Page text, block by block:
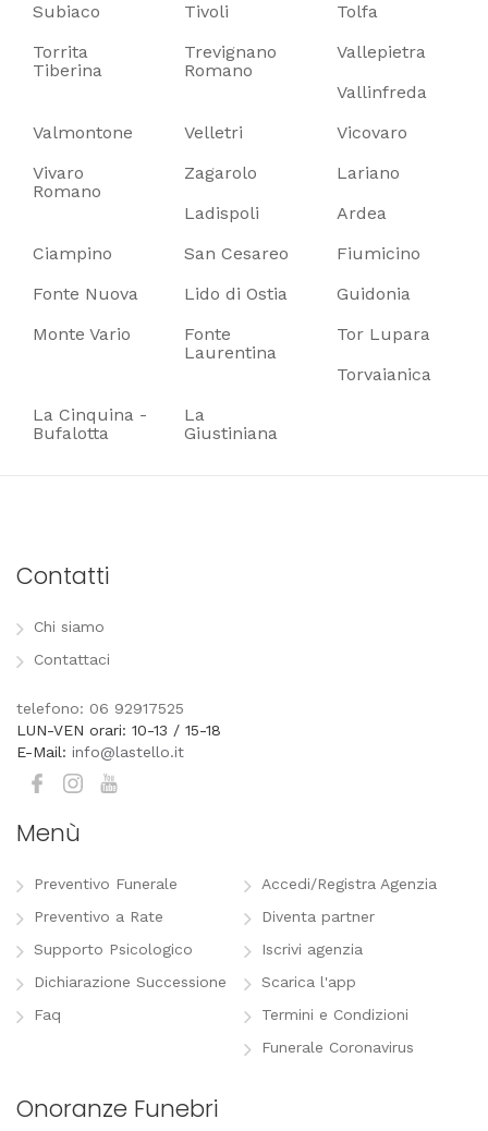
Subiaco
Tivoli
Tolfa
Torrita
Tiberina
Trevignano
Romano
Vallepietra
Vallinfreda
Valmontone
Velletri
Vicovaro
Vivaro
Romano
Zagarolo
Lariano
Ladispoli
Ardea
Ciampino
San Cesareo
Fiumicino
Fonte Nuova
Lido di Ostia
Guidonia
Monte Vario
Fonte
Laurentina
Tor Lupara
Torvaianica
La Cinquina -
Bufalotta
La
Giustiniana
Contatti
Chi siamo
Contattaci
telefono: 06 92917525
LUN-VEN orari: 10-13 / 15-18
E-Mail: info@lastello.it
Menù
Preventivo Funerale
Preventivo a Rate
Supporto Psicologico
Dichiarazione Successione
Faq
Accedi/Registra Agenzia
Diventa partner
Iscrivi agenzia
Scarica l'app
Termini e Condizioni
Funerale Coronavirus
Onoranze Funebri